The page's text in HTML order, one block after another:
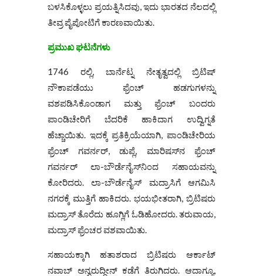
ಬಳಸಿಕೊಳ್ಳಲು ಪ್ರಯತ್ನಿಸಿದವು, ಇದು ಭಾರತದ ನೆಲದಲ್ಲಿ
ತೀವ್ರ ಪೈಪೋಟಿಗೆ ಕಾರಣವಾಯಿತು.
ಪ್ರಮುಖ ಘಟನೆಗಳು
1746 ರಲ್ಲಿ, ಬಾರ್ನೆಟ್ನ ನೇತೃತ್ವದಲ್ಲಿ ಬ್ರಿಟಿಷ್
ನೌಕಾಪಡೆಯು ಫ್ರೆಂಚ್ ಹಡಗುಗಳನ್ನು
ವಶಪಡಿಸಿಕೊಂಡಾಗ ಮತ್ತು ಫ್ರೆಂಚ್ ಬಂದರು
ಪಾಂಡಿಚೇರಿಗೆ ಬೆದರಿಕೆ ಹಾಕಿದಾಗ ಉದ್ವಿಗ್ನತೆ
ಹೆಚ್ಚಾಯಿತು. ಇದಕ್ಕೆ ಪ್ರತಿಕ್ರಿಯೆಯಾಗಿ, ಪಾಂಡಿಚೇರಿಯ
ಫ್ರೆಂಚ್ ಗವರ್ನರ್, ಡುಪ್ಲೆ, ಮಾರಿಷಸ್‌ನ ಫ್ರೆಂಚ್
ಗವರ್ನರ್ ಲಾ-ಬೌರ್ಡೆನೈಸ್‌ನಿಂದ ಸಹಾಯವನ್ನು
ಕೋರಿದರು. ಲಾ-ಬೌರ್ಡೆನೈಸ್ ಮದ್ರಾಸಿಗೆ ಆಗಮಿಸಿ
ನಗರಕ್ಕೆ ಮುತ್ತಿಗೆ ಹಾಕಿದರು. ಭಯಭೀತರಾಗಿ, ಬ್ರಿಟಿಷರು
ಮದ್ರಾಸ್ ತೊರೆದು ಹೂಗ್ಲಿಗೆ ಓಡಿಹೋದರು. ತರುವಾಯ,
ಮದ್ರಾಸ್ ಫ್ರೆಂಚರ ವಶವಾಯಿತು.
ಸಹಾಯಕ್ಕಾಗಿ ಹತಾಶರಾದ ಬ್ರಿಟಿಷರು ಆರ್ಕಾಟ್
ನವಾಬ್ ಅನ್ವರುದ್ದೀನ್ ಕಡೆಗೆ ತಿರುಗಿದರು. ಆದಾಗ್ಯೂ,